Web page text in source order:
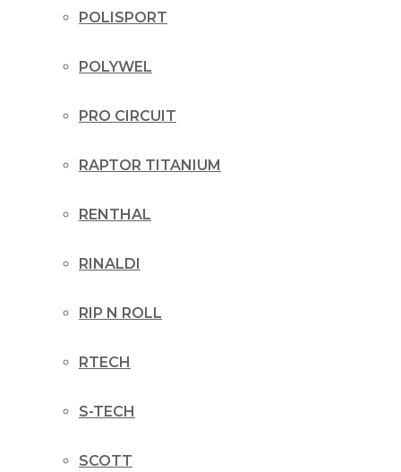
POLISPORT
POLYWEL
PRO CIRCUIT
RAPTOR TITANIUM
RENTHAL
RINALDI
RIP N ROLL
RTECH
S-TECH
SCOTT